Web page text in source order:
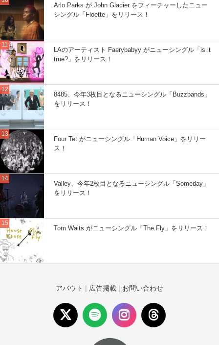
Arlo Parks が John Glacier をフィーチャーしたニュー
シングル「Floette」をリリース！
LAのアーティスト Faerybabyy がニューシングル「is it
true?」をリリース！
8485、今年3枚目となるニューシングル「Buzzbands」
をリリース！
Four Tet がニューシングル「Human Voice」をリリー
ス！
Valley、今年2枚目となるニューシングル「Someday」
をリリース！
Tom Waits がニューシングル「The Fly」をリリース！
アバウト | 広告掲載 | お問い合わせ